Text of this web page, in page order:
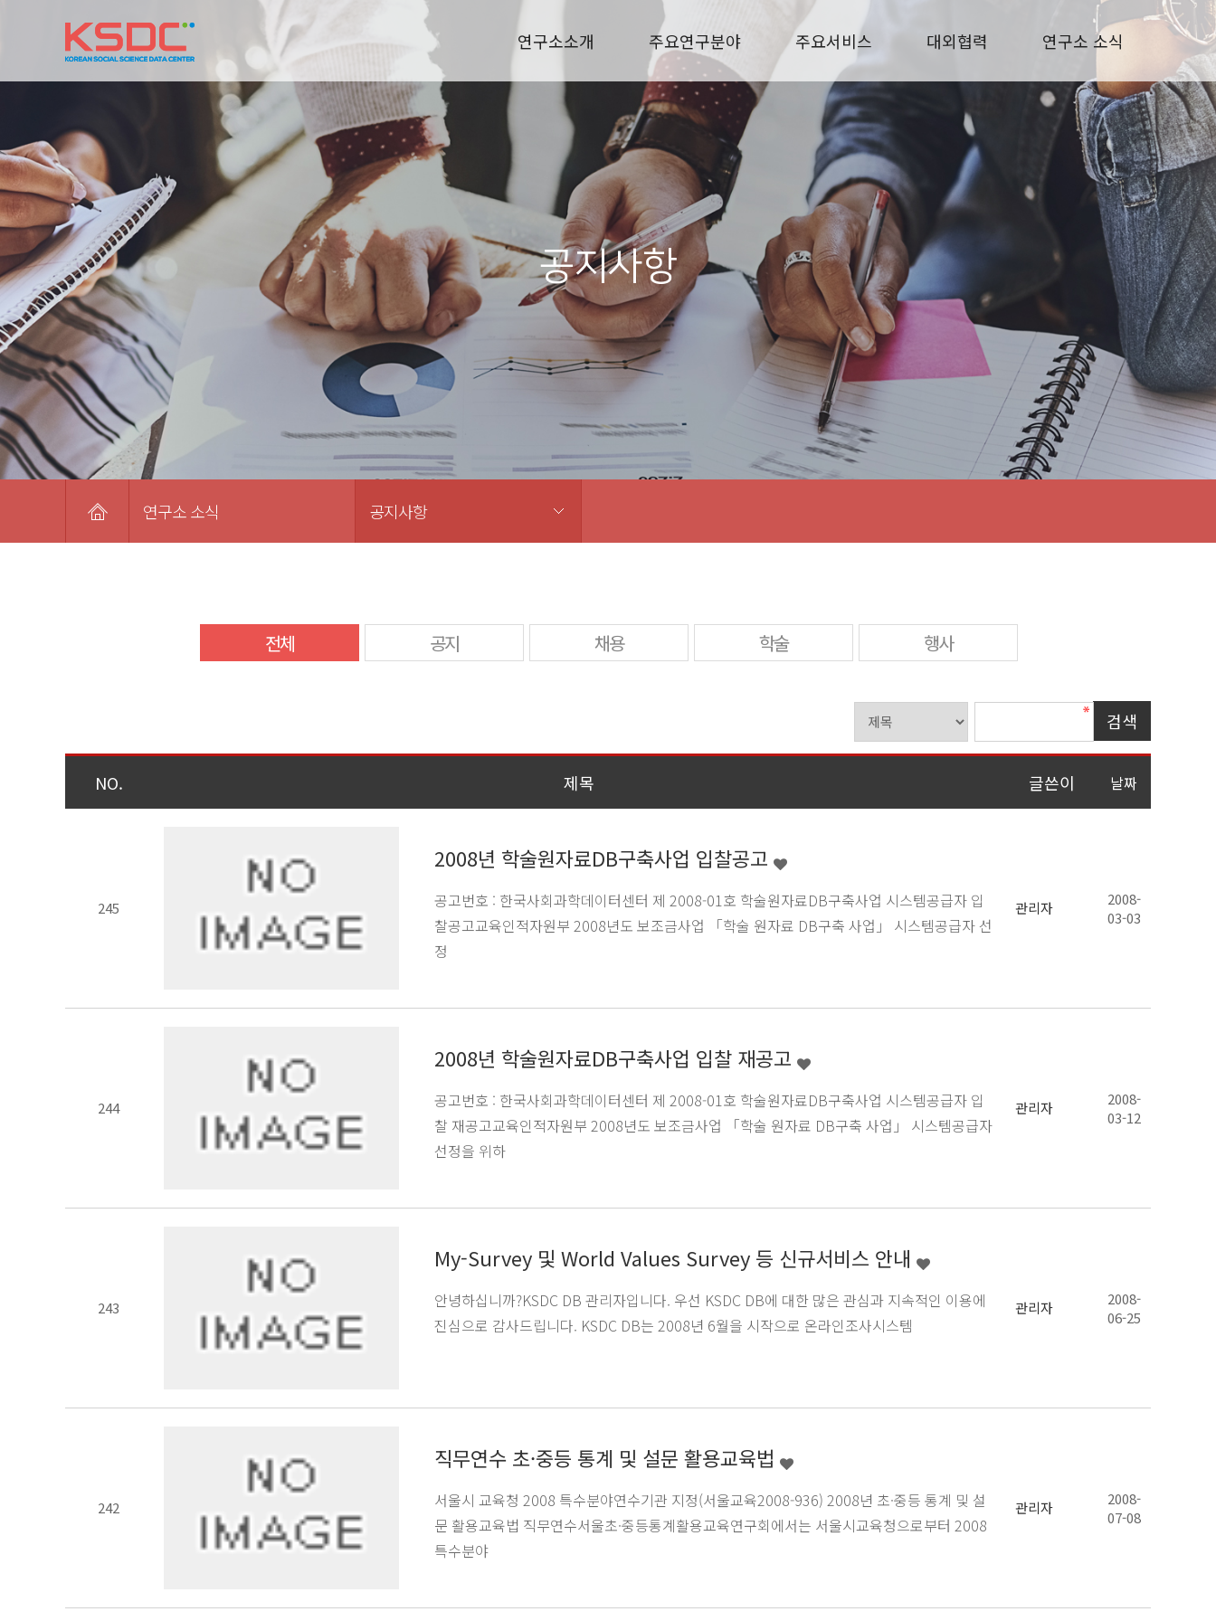
연구소소개 주요연구분야 주요서비스 대외협력 연구소 소식
공지사항
연구소 소식 공지사항
전체 공지 채용 학술 행사
NO. 제목 글쓴이 날짜
245
2008년 학술원자료DB구축사업 입찰공고
공고번호 : 한국사회과학데이터센터 제 2008-01호 학술원자료DB구축사업 시스템공급자 입
찰공고교육인적자원부 2008년도 보조금사업 「학술 원자료 DB구축 사업」 시스템공급자 선
정
관리자
2008-
03-03
244
2008년 학술원자료DB구축사업 입찰 재공고
공고번호 : 한국사회과학데이터센터 제 2008-01호 학술원자료DB구축사업 시스템공급자 입
찰 재공고교육인적자원부 2008년도 보조금사업 「학술 원자료 DB구축 사업」 시스템공급자
선정을 위하
관리자
2008-
03-12
243
My-Survey 및 World Values Survey 등 신규서비스 안내
안녕하십니까?KSDC DB 관리자입니다. 우선 KSDC DB에 대한 많은 관심과 지속적인 이용에
진심으로 감사드립니다. KSDC DB는 2008년 6월을 시작으로 온라인조사시스템
관리자
2008-
06-25
242
직무연수 초·중등 통계 및 설문 활용교육법
서울시 교육청 2008 특수분야연수기관 지정(서울교육2008-936) 2008년 초·중등 통계 및 설
문 활용교육법 직무연수서울초·중등통계활용교육연구회에서는 서울시교육청으로부터 2008
특수분야
관리자
2008-
07-08